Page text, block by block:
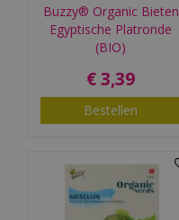
Buzzy® Organic Bieten
Egyptische Platronde
(BIO)
€ 3,39
Bestellen